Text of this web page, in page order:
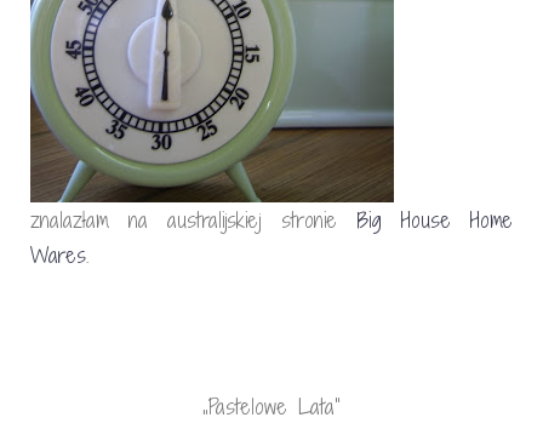
znalazłam na australijskiej stronie
Big House Home
Wares.
„Pastelowe Lata”